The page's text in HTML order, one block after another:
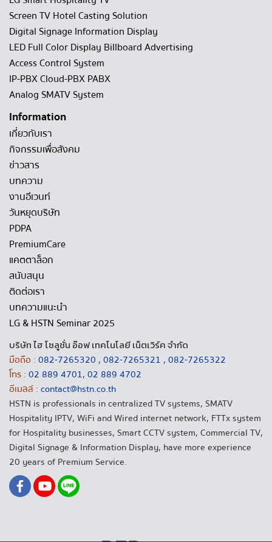
Screen TV Hotel Casting Solution
Digital Signage Information Display
LED Full Color Display Billboard Advertising
Access Control System
IP-PBX Cloud-PBX PABX
Analog SMATV System
Information
เกี่ยวกับเรา
กิจกรรมเพื่อสังคม
ข่าวสาร
บทความ
งานอีเวนท์
วันหยุดบริษัท
PDPA
PremiumCare
แคตตาล็อก
สนับสนุน
ติดต่อเรา
บทความแนะนำ
LG & HSTN Seminar 2025
บริษัท ไฮ โซลูชั่น อ๊อฟ เทคโนโลยี เน็ตเวิร์ค จำกัด
มือถือ : 082-7265320 , 082-7265321 , 082-7265322
โทร : 02 889 4701, 02 889 4702
อีเมลล์ : contact@hstn.co.th
HSTN is professionals in centralized TV systems, SMATV
Hospitality IPTV, WiFi and Wired internet network, FTTx system
for Hospitality businesses, Smart CCTV system, Commercial TV,
Digital Signage & Information Display, have more experience
20 years of Premium Service.